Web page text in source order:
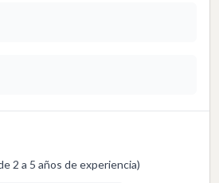
2 a 5 años de experiencia)